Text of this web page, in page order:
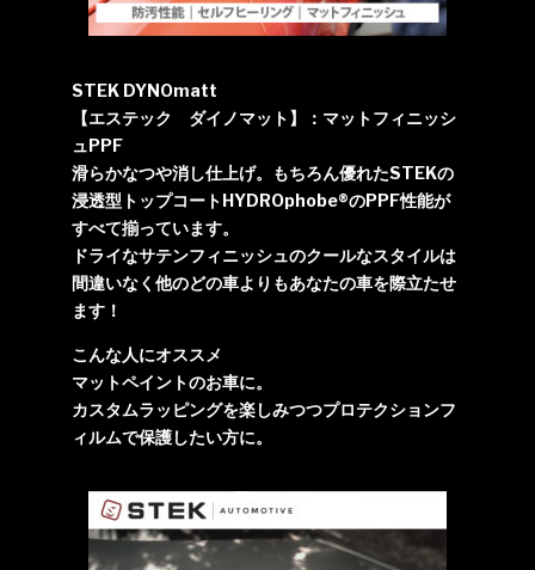
STEK DYNOmatt
【エステック ダイノマット】：マットフィニッシ
ュPPF
滑らかなつや消し仕上げ。もちろん優れたSTEKの
浸透型トップコートHYDROphobe®のPPF性能が
すべて揃っています。
ドライなサテンフィニッシュのクールなスタイルは
間違いなく他のどの車よりもあなたの車を際立たせ
ます！
こんな人にオススメ
マットペイントのお車に。
カスタムラッピングを楽しみつつプロテクションフ
ィルムで保護したい方に。